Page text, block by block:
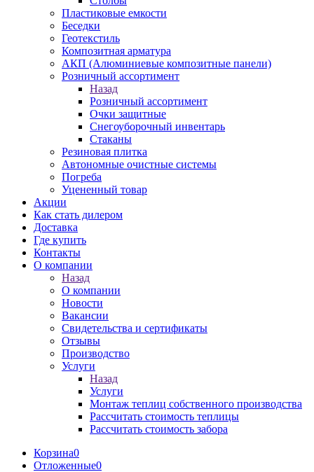
Пластиковые емкости
Беседки
Геотекстиль
Композитная арматура
АКП (Алюминиевые композитные панели)
Розничный ассортимент
Назад
Розничный ассортимент
Очки защитные
Снегоуборочный инвентарь
Стаканы
Резиновая плитка
Автономные очистные системы
Погреба
Уцененный товар
Акции
Как стать дилером
Доставка
Где купить
Контакты
О компании
Назад
О компании
Новости
Вакансии
Свидетельства и сертификаты
Отзывы
Производство
Услуги
Назад
Услуги
Монтаж теплиц собственного производства
Рассчитать стоимость теплицы
Рассчитать стоимость забора
Корзина0
Отложенные0